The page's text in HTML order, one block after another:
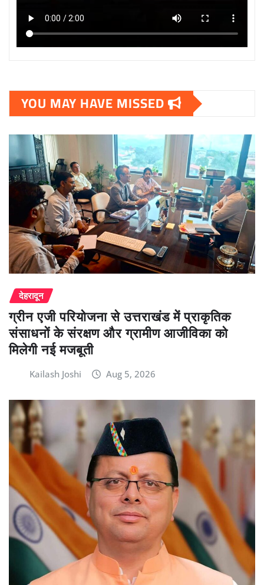
YOU MAY HAVE MISSED
देहरादून
ग्रीन एजी परियोजना से उत्तराखंड में प्राकृतिक
संसाधनों के संरक्षण और ग्रामीण आजीविका को
मिलेगी नई मजबूती
Kailash Joshi Aug 5, 2026